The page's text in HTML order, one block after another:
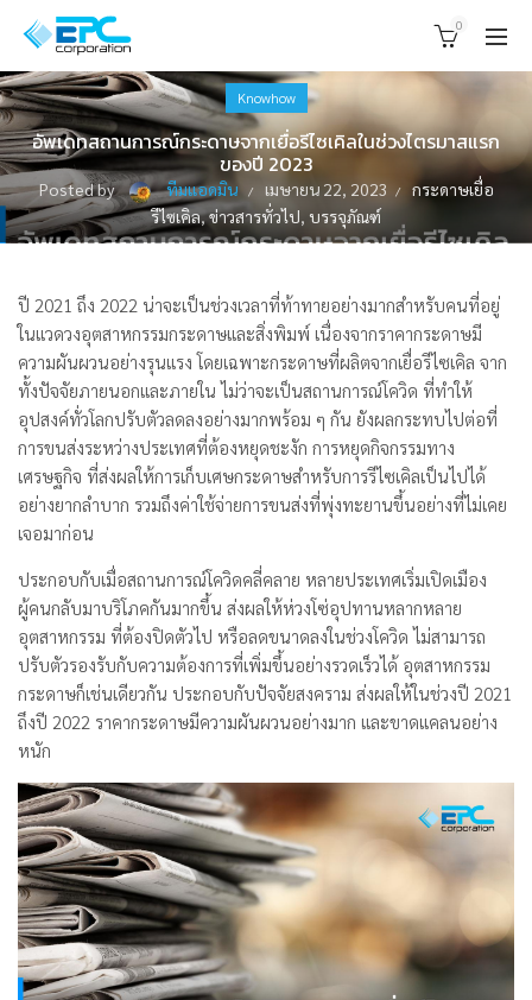
0
Knowhow
อัพเดทสถานการณ์กระดาษจากเยื่อรีไซเคิลในช่วงไตรมาสแรก
ของปี 2023
Posted by ทีมแอดมิน เมษายน 22, 2023
กระดาษเยื่อ
รีไซเคิล,ข่าวสารทั่วไป, บรรจุภัณฑ์
ปี 2021 ถึง 2022 น่าจะเป็นช่วงเวลาที่ท้าทายอย่างมากสำหรับคนที่อยู่
ในแวดวงอุตสาหกรรมกระดาษและสิ่งพิมพ์ เนื่องจากราคากระดาษมี
ความผันผวนอย่างรุนแรง โดยเฉพาะกระดาษที่ผลิตจากเยื่อรีไซเคิล จาก
ทั้งปัจจัยภายนอกและภายใน ไม่ว่าจะเป็นสถานการณ์โควิด ที่ทำให้
อุปสงค์ทั่วโลกปรับตัวลดลงอย่างมากพร้อม ๆ กัน ยังผลกระทบไปต่อที่
การขนส่งระหว่างประเทศที่ต้องหยุดชะงัก การหยุดกิจกรรมทาง
เศรษฐกิจ ที่ส่งผลให้การเก็บเศษกระดาษสำหรับการรีไซเคิลเป็นไปได้
อย่างยากลำบาก รวมถึงค่าใช้จ่ายการขนส่งที่พุ่งทะยานขึ้นอย่างที่ไม่เคย
เจอมาก่อน
ประกอบกับเมื่อสถานการณ์โควิดคลี่คลาย หลายประเทศเริ่มเปิดเมือง
ผู้คนกลับมาบริโภคกันมากขึ้น ส่งผลให้ห่วงโซ่อุปทานหลากหลาย
อุตสาหกรรม ที่ต้องปิดตัวไป หรือลดขนาดลงในช่วงโควิด ไม่สามารถ
ปรับตัวรองรับกับความต้องการที่เพิ่มขึ้นอย่างรวดเร็วได้ อุตสาหกรรม
กระดาษก็เช่นเดียวกัน ประกอบกับปัจจัยสงคราม ส่งผลให้ในช่วงปี 2021
ถึงปี 2022 ราคากระดาษมีความผันผวนอย่างมาก และขาดแคลนอย่าง
หนัก